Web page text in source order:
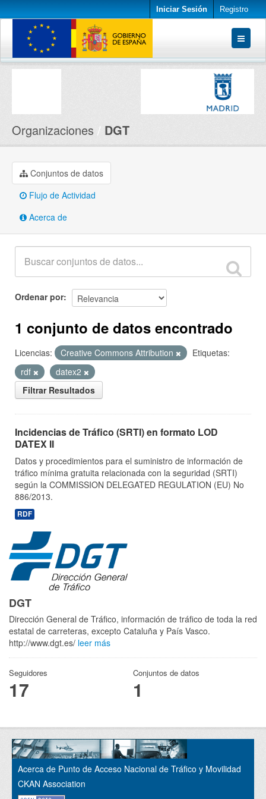
Iniciar Sesión Registro
Conjuntos de datos
Organizaciones DGT
Conjuntos de datos
Flujo de Actividad
Acerca de
Ordenar por
1 conjunto de datos encontrado
Licencias: Creative Commons Attribution
Etiquetas:
rdf
datex2
Filtrar Resultados
Incidencias de Tráfico (SRTI) en formato LOD
DATEX II
Datos y procedimientos para el suministro de información de
tráfico mínima gratuita relacionada con la seguridad (SRTI)
según la COMMISSION DELEGATED REGULATION (EU) No
886/2013.
RDF
DGT
Dirección General de Tráfico, información de tráfico de toda la red
estatal de carreteras, excepto Cataluña y País Vasco.
http://www.dgt.es/ leer más
Seguidores
17
Conjuntos de datos
1
Acerca de Punto de Acceso Nacional de Tráfico y Movilidad
CKAN Association